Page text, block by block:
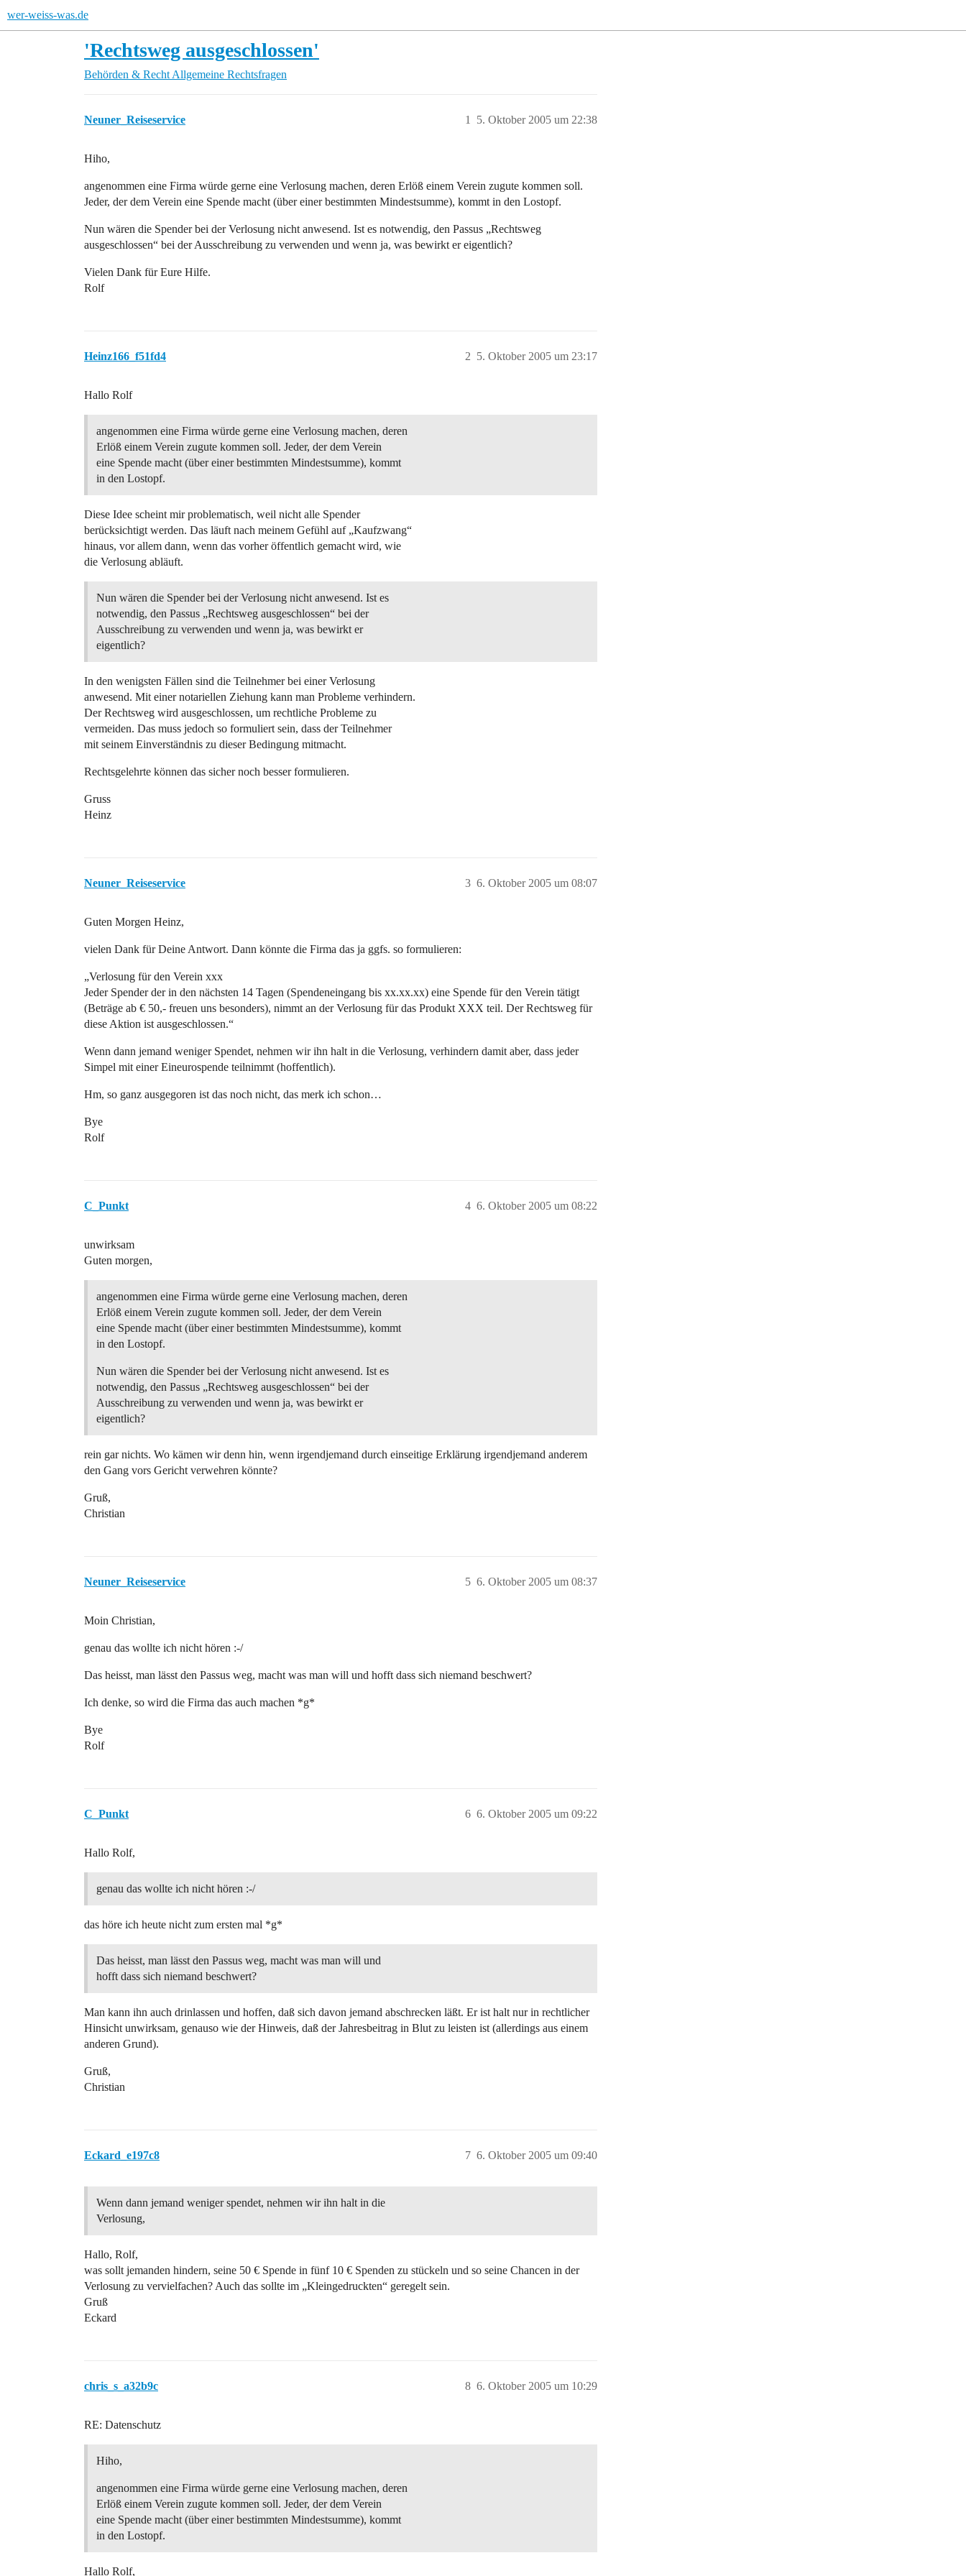
wer-weiss-was.de
'Rechtsweg ausgeschlossen'
Behörden & Recht Allgemeine Rechtsfragen
Neuner_Reiseservice 5. Oktober 2005 um 22:38
1
Hiho,
angenommen eine Firma würde gerne eine Verlosung machen, deren Erlöß einem Verein zugute kommen soll.
Jeder, der dem Verein eine Spende macht (über einer bestimmten Mindestsumme), kommt in den Lostopf.
Nun wären die Spender bei der Verlosung nicht anwesend. Ist es notwendig, den Passus „Rechtsweg
ausgeschlossen“ bei der Ausschreibung zu verwenden und wenn ja, was bewirkt er eigentlich?
Vielen Dank für Eure Hilfe.
Rolf
Heinz166_f51fd4 5. Oktober 2005 um 23:17
2
Hallo Rolf
angenommen eine Firma würde gerne eine Verlosung machen, deren
Erlöß einem Verein zugute kommen soll. Jeder, der dem Verein
eine Spende macht (über einer bestimmten Mindestsumme), kommt
in den Lostopf.
Diese Idee scheint mir problematisch, weil nicht alle Spender
berücksichtigt werden. Das läuft nach meinem Gefühl auf „Kaufzwang“
hinaus, vor allem dann, wenn das vorher öffentlich gemacht wird, wie
die Verlosung abläuft.
Nun wären die Spender bei der Verlosung nicht anwesend. Ist es
notwendig, den Passus „Rechtsweg ausgeschlossen“ bei der
Ausschreibung zu verwenden und wenn ja, was bewirkt er
eigentlich?
In den wenigsten Fällen sind die Teilnehmer bei einer Verlosung
anwesend. Mit einer notariellen Ziehung kann man Probleme verhindern.
Der Rechtsweg wird ausgeschlossen, um rechtliche Probleme zu
vermeiden. Das muss jedoch so formuliert sein, dass der Teilnehmer
mit seinem Einverständnis zu dieser Bedingung mitmacht.
Rechtsgelehrte können das sicher noch besser formulieren.
Gruss
Heinz
Neuner_Reiseservice 6. Oktober 2005 um 08:07
3
Guten Morgen Heinz,
vielen Dank für Deine Antwort. Dann könnte die Firma das ja ggfs. so formulieren:
„Verlosung für den Verein xxx
Jeder Spender der in den nächsten 14 Tagen (Spendeneingang bis xx.xx.xx) eine Spende für den Verein tätigt
(Beträge ab € 50,- freuen uns besonders), nimmt an der Verlosung für das Produkt XXX teil. Der Rechtsweg für
diese Aktion ist ausgeschlossen.“
Wenn dann jemand weniger Spendet, nehmen wir ihn halt in die Verlosung, verhindern damit aber, dass jeder
Simpel mit einer Eineurospende teilnimmt (hoffentlich).
Hm, so ganz ausgegoren ist das noch nicht, das merk ich schon…
Bye
Rolf
C_Punkt 6. Oktober 2005 um 08:22
4
unwirksam
Guten morgen,
angenommen eine Firma würde gerne eine Verlosung machen, deren
Erlöß einem Verein zugute kommen soll. Jeder, der dem Verein
eine Spende macht (über einer bestimmten Mindestsumme), kommt
in den Lostopf.
Nun wären die Spender bei der Verlosung nicht anwesend. Ist es
notwendig, den Passus „Rechtsweg ausgeschlossen“ bei der
Ausschreibung zu verwenden und wenn ja, was bewirkt er
eigentlich?
rein gar nichts. Wo kämen wir denn hin, wenn irgendjemand durch einseitige Erklärung irgendjemand anderem
den Gang vors Gericht verwehren könnte?
Gruß,
Christian
Neuner_Reiseservice 6. Oktober 2005 um 08:37
5
Moin Christian,
genau das wollte ich nicht hören :-/
Das heisst, man lässt den Passus weg, macht was man will und hofft dass sich niemand beschwert?
Ich denke, so wird die Firma das auch machen *g*
Bye
Rolf
C_Punkt 6. Oktober 2005 um 09:22
6
Hallo Rolf,
genau das wollte ich nicht hören :-/
das höre ich heute nicht zum ersten mal *g*
Das heisst, man lässt den Passus weg, macht was man will und
hofft dass sich niemand beschwert?
Man kann ihn auch drinlassen und hoffen, daß sich davon jemand abschrecken läßt. Er ist halt nur in rechtlicher
Hinsicht unwirksam, genauso wie der Hinweis, daß der Jahresbeitrag in Blut zu leisten ist (allerdings aus einem
anderen Grund).
Gruß,
Christian
Eckard_e197c8 6. Oktober 2005 um 09:40
7
Wenn dann jemand weniger spendet, nehmen wir ihn halt in die
Verlosung,
Hallo, Rolf,
was sollt jemanden hindern, seine 50 € Spende in fünf 10 € Spenden zu stückeln und so seine Chancen in der
Verlosung zu vervielfachen? Auch das sollte im „Kleingedruckten“ geregelt sein.
Gruß
Eckard
chris_s_a32b9c 6. Oktober 2005 um 10:29
8
RE: Datenschutz
Hiho,
angenommen eine Firma würde gerne eine Verlosung machen, deren
Erlöß einem Verein zugute kommen soll. Jeder, der dem Verein
eine Spende macht (über einer bestimmten Mindestsumme), kommt
in den Lostopf.
Hallo Rolf,